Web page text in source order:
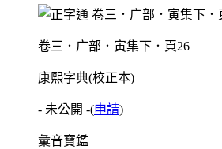
卷三．广部．寅集下．頁26
康熙字典(校正本)
- 未公開 -(申請)
彙音寶鑑